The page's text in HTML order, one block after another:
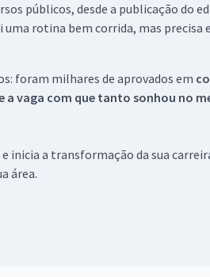
públicos, desde a publicação do
rotina bem corrida, mas
foram milhares de aprovados em
a vaga com que tanto sonhou no
inicia a transformação da sua
área.